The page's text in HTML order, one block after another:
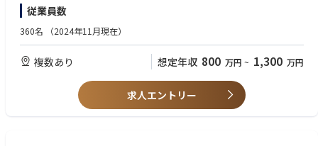
策、発災後の迅速な復旧振興を支援する道の駅や公園等防災拠点の整備対
策をハード・ソフト両面からの提案。
（２）安全・安心な道路空間整備、円滑な物流環境の整備、BIM/CIMに
３．社会インフラの老朽化対策の推進について
４．道路整備の推進について
従業員数
360名 （2024年11月現在）
複数あり 想定年収 800 万円 ~ 1,300 万円
求人エントリー